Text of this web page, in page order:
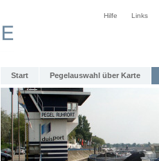
Hilfe Links
Start Pegelauswahl über Karte